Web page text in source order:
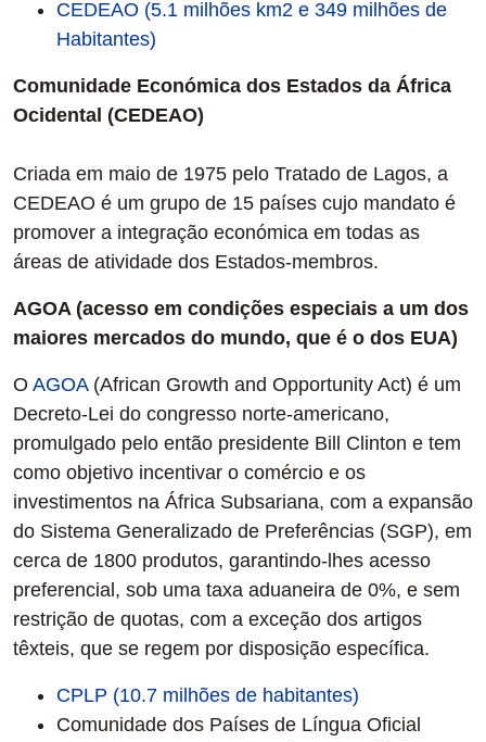
CEDEAO (5.1 milhões km2 e 349 milhões de
Habitantes)
Comunidade Económica dos Estados da África
Ocidental (CEDEAO)
Criada em maio de 1975 pelo Tratado de Lagos, a
CEDEAO é um grupo de 15 países cujo mandato é
promover a integração económica em todas as
áreas de atividade dos Estados-membros.
AGOA (acesso em condições especiais a um dos
maiores mercados do mundo, que é o dos EUA)
O AGOA (African Growth and Opportunity Act) é um
Decreto-Lei do congresso norte-americano,
promulgado pelo então presidente Bill Clinton e tem
como objetivo incentivar o comércio e os
investimentos na África Subsariana, com a expansão
do Sistema Generalizado de Preferências (SGP), em
cerca de 1800 produtos, garantindo-lhes acesso
preferencial, sob uma taxa aduaneira de 0%, e sem
restrição de quotas, com a exceção dos artigos
têxteis, que se regem por disposição específica.
CPLP (10.7 milhões de habitantes)
Comunidade dos Países de Língua Oficial